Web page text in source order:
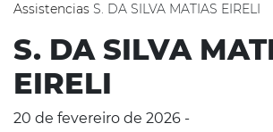
Assistencias S. DA SILVA MATIAS EIRELI
S. DA SILVA
EIRELI
20 de fevereiro de 2026 -